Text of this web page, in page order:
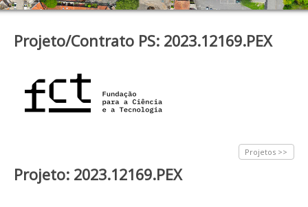
Projeto/Contrato PS: 2023.12169.PEX
Projetos >>
Projeto: 2023.12169.PEX